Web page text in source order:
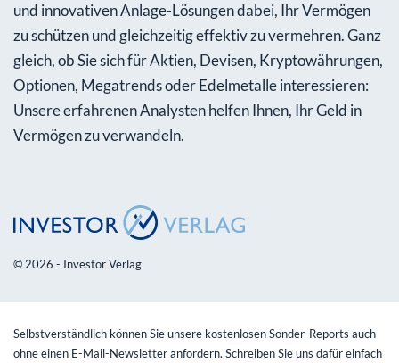
und innovativen Anlage-Lösungen dabei, Ihr Vermögen
zu schützen und gleichzeitig effektiv zu vermehren. Ganz
gleich, ob Sie sich für Aktien, Devisen, Kryptowährungen,
Optionen, Megatrends oder Edelmetalle interessieren:
Unsere erfahrenen Analysten helfen Ihnen, Ihr Geld in
Vermögen zu verwandeln.
© 2026 - Investor Verlag
Selbstverständlich können Sie unsere kostenlosen Sonder-Reports auch
ohne einen E-Mail-Newsletter anfordern. Schreiben Sie uns dafür einfach